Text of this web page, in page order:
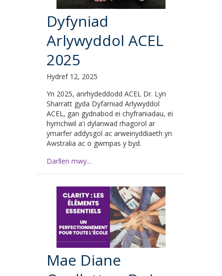
Dyfyniad
Arlywyddol ACEL
2025
Hydref 12, 2025
Yn 2025, anrhydeddodd ACEL Dr. Lyn
Sharratt gyda Dyfarniad Arlywyddol
ACEL, gan gydnabod ei chyfraniadau, ei
hymchwil a'i dylanwad rhagorol ar
ymarfer addysgol ac arweinyddiaeth yn
Awstralia ac o gwmpas y byd.
Darllen mwy...
Mae Diane